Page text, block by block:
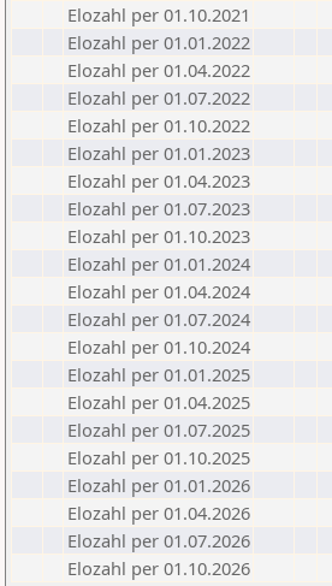
Elozahl per 01.10.2021
Elozahl per 01.01.2022
Elozahl per 01.04.2022
Elozahl per 01.07.2022
Elozahl per 01.10.2022
Elozahl per 01.01.2023
Elozahl per 01.04.2023
Elozahl per 01.07.2023
Elozahl per 01.10.2023
Elozahl per 01.01.2024
Elozahl per 01.04.2024
Elozahl per 01.07.2024
Elozahl per 01.10.2024
Elozahl per 01.01.2025
Elozahl per 01.04.2025
Elozahl per 01.07.2025
Elozahl per 01.10.2025
Elozahl per 01.01.2026
Elozahl per 01.04.2026
Elozahl per 01.07.2026
Elozahl per 01.10.2026